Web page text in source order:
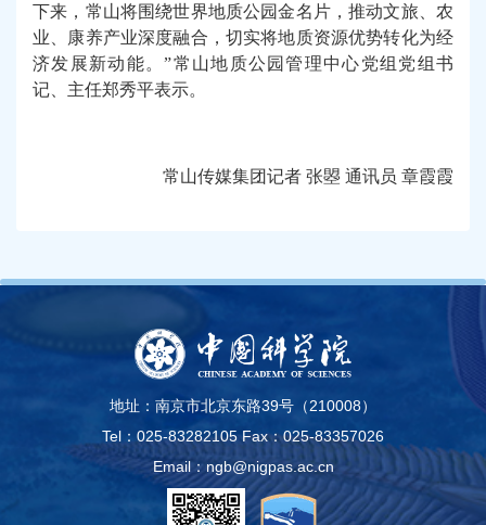
下来，常山将围绕世界地质公园金名片，推动文旅、农
业、康养产业深度融合，切实将地质资源优势转化为经
济发展新动能。”常山地质公园管理中心党组党组书
记、主任郑秀平表示。
常山传媒集团记者 张曌 通讯员 章霞霞
地址：南京市北京东路39号（210008）
Tel：025-83282105 Fax：025-83357026
Email：ngb@nigpas.ac.cn